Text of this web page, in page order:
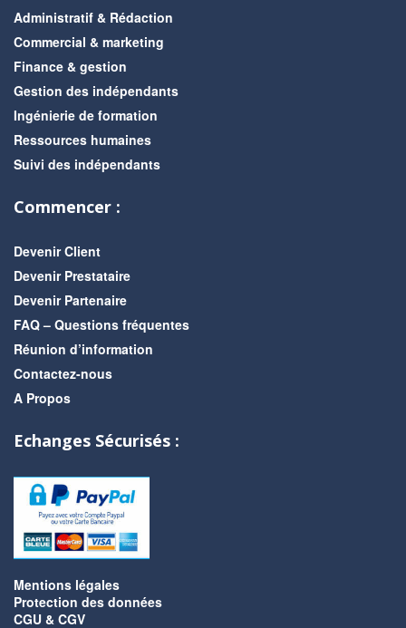
Administratif & Rédaction
Commercial & marketing
Finance & gestion
Gestion des indépendants
Ingénierie de formation
Ressources humaines
Suivi des indépendants
Commencer :
Devenir Client
Devenir Prestataire
Devenir Partenaire
FAQ – Questions fréquentes
Réunion d’information
Contactez-nous
A Propos
Echanges Sécurisés :
Mentions légales
Protection des données
CGU & CGV